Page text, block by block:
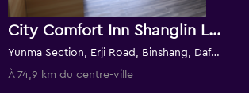
City Comfort Inn Shanglin Longhu Second Branch
Yunma Section, Erji Road, Binshang, Dafeng Town, Shanglin County, Nanning, Chine
À 74,9 km du centre-ville